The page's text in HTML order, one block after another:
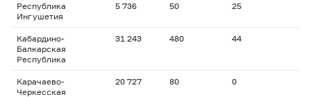
Республика
Ингушетия
5 736 50 25
Кабардино-
Балкарская
Республика
31 243 480 44
Карачаево-
Черкесская
20 727 80 0